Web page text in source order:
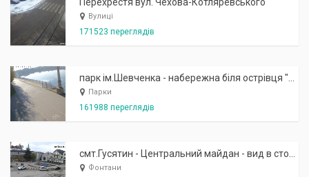
Вулиці
171523 переглядів
Парки
161988 переглядів
Фонтани